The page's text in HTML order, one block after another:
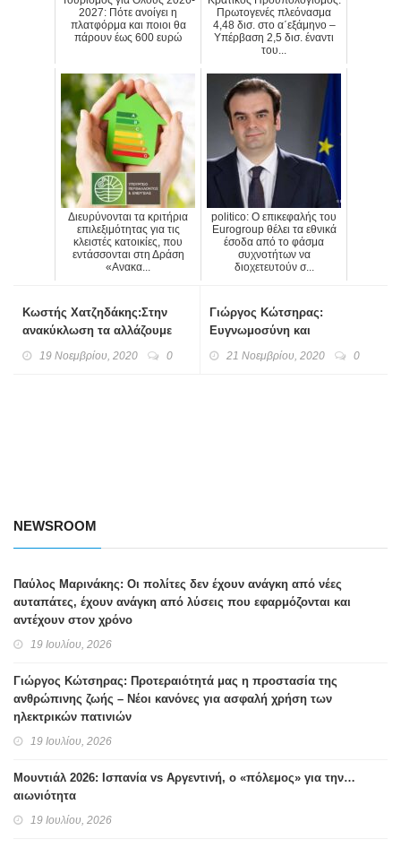
2027: Πότε ανοίγει η
πλατφόρμα και ποιοι θα
πάρουν έως 600 ευρώ
Πρωτογενές πλεόνασμα
4,48 δισ. στο α΄εξάμηνο –
Υπέρβαση 2,5 δισ. έναντι
του...
Διευρύνονται τα κριτήρια
επιλεξιμότητας για τις
κλειστές κατοικίες, που
εντάσσονται στη Δράση
«Ανακα...
politico: Ο επικεφαλής του
Eurogroup θέλει τα εθνικά
έσοδα από το φάσμα
συχνοτήτων να
διοχετευτούν σ...
Κωστής Χατζηδάκης:Στην
ανακύκλωση τα αλλάζουμε
όλα για να καλύψουμε το
χαμένο έδαφος δεκαετιών
19 Νοεμβρίου, 2020 0
Γιώργος Κώτσηρας:
Ευγνωμοσύνη και
εμπιστοσύνη στις ένοπλες
21 Νοεμβρίου, 2020 0
NEWSROOM
Παύλος Μαρινάκης: Οι πολίτες δεν έχουν ανάγκη από νέες
αυταπάτες, έχουν ανάγκη από λύσεις που εφαρμόζονται και
αντέχουν στον χρόνο
19 Ιουλίου, 2026
Γιώργος Κώτσηρας: Προτεραιότητά μας η προστασία της
ανθρώπινης ζωής – Νέοι κανόνες για ασφαλή χρήση των
ηλεκτρικών πατινιών
19 Ιουλίου, 2026
Μουντιάλ 2026: Ισπανία vs Αργεντινή, ο «πόλεμος» για την…
αιωνιότητα
19 Ιουλίου, 2026